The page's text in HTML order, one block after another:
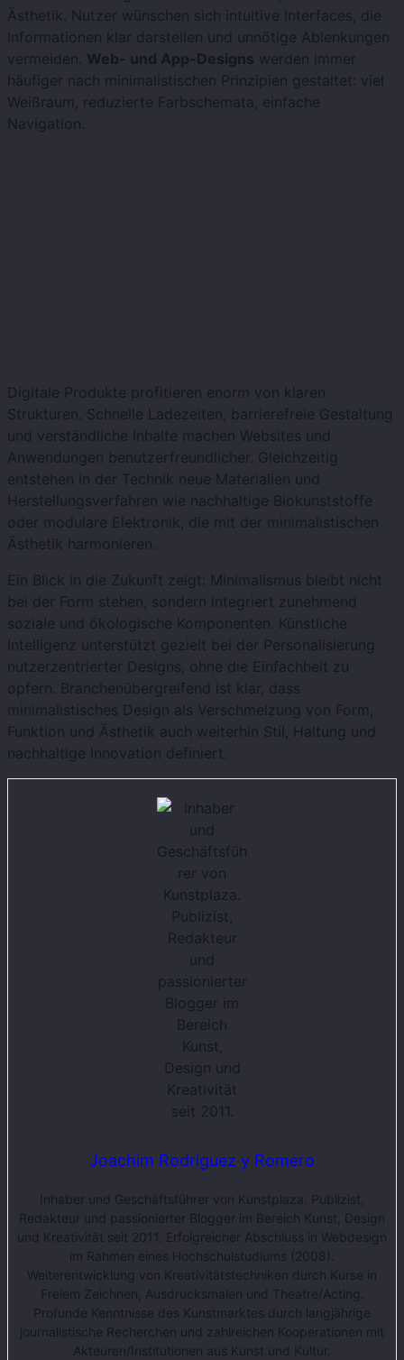
Ästhetik. Nutzer wünschen sich intuitive Interfaces, die
Informationen klar darstellen und unnötige Ablenkungen
vermeiden. Web- und App-Designs werden immer
häufiger nach minimalistischen Prinzipien gestaltet: viel
Weißraum, reduzierte Farbschemata, einfache
Navigation.
Digitale Produkte profitieren enorm von klaren
Strukturen. Schnelle Ladezeiten, barrierefreie Gestaltung
und verständliche Inhalte machen Websites und
Anwendungen benutzerfreundlicher. Gleichzeitig
entstehen in der Technik neue Materialien und
Herstellungsverfahren wie nachhaltige Biokunststoffe
oder modulare Elektronik, die mit der minimalistischen
Ästhetik harmonieren.
Ein Blick in die Zukunft zeigt: Minimalismus bleibt nicht
bei der Form stehen, sondern integriert zunehmend
soziale und ökologische Komponenten. Künstliche
Intelligenz unterstützt gezielt bei der Personalisierung
nutzerzentrierter Designs, ohne die Einfachheit zu
opfern. Branchenübergreifend ist klar, dass
minimalistisches Design als Verschmelzung von Form,
Funktion und Ästhetik auch weiterhin Stil, Haltung und
nachhaltige Innovation definiert.
Joachim Rodriguez y Romero
Inhaber und Geschäftsführer von Kunstplaza. Publizist,
Redakteur und passionierter Blogger im Bereich Kunst, Design
und Kreativität seit 2011. Erfolgreicher Abschluss in Webdesign
im Rahmen eines Hochschulstudiums (2008).
Weiterentwicklung von Kreativitätstechniken durch Kurse in
Freiem Zeichnen, Ausdrucksmalen und Theatre/Acting.
Profunde Kenntnisse des Kunstmarktes durch langjährige
journalistische Recherchen und zahlreichen Kooperationen mit
Akteuren/Institutionen aus Kunst und Kultur.